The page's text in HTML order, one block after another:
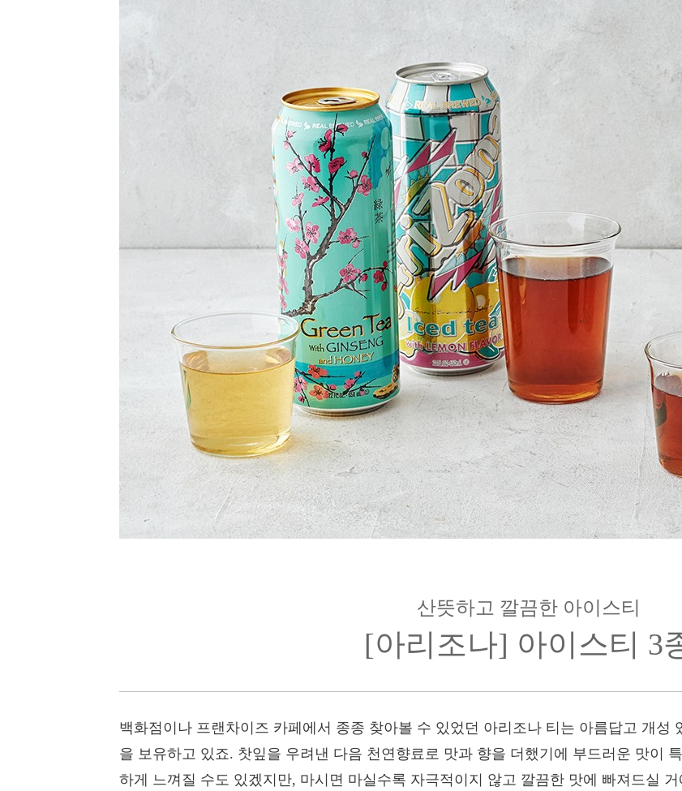
산뜻하고 깔끔한 아이스티
[아리조나] 아이스티 3
백화점이나 프랜차이즈 카페에서 종종 찾아볼 수 있었던 아리조나 티는 아름답고 개성
을 보유하고 있죠. 찻잎을 우려낸 다음 천연향료로 맛과 향을 더했기에 부드러운 맛이
하게 느껴질 수도 있겠지만, 마시면 마실수록 자극적이지 않고 깔끔한 맛에 빠져드실